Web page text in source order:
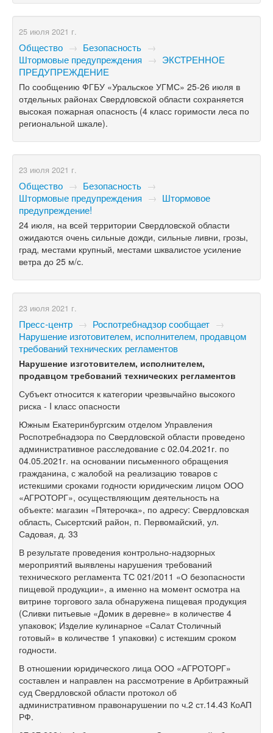
25 июля 2021 г.
Общество → Безопасность →
Штормовые предупреждения → ЭКСТРЕННОЕ
ПРЕДУПРЕЖДЕНИЕ
По сообщению ФГБУ «Уральское УГМС» 25-26 июля в
отдельных районах Свердловской области сохраняется
высокая пожарная опасность (4 класс горимости леса по
региональной шкале).
23 июля 2021 г.
Общество → Безопасность →
Штормовые предупреждения → Штормовое
предупреждение!
24 июля, на всей территории Свердловской области
ожидаются очень сильные дожди, сильные ливни, грозы,
град, местами крупный, местами шквалистое усиление
ветра до 25 м/с.
23 июля 2021 г.
Пресс-центр → Роспотребнадзор сообщает →
Нарушение изготовителем, исполнителем, продавцом
требований технических регламентов
Нарушение изготовителем, исполнителем,
продавцом требований технических регламентов
Субъект относится к категории чрезвычайно высокого
риска - I класс опасности
Южным Екатеринбургским отделом Управления
Роспотребнадзора по Свердловской области проведено
административное расследование с 02.04.2021г. по
04.05.2021г. на основании письменного обращения
гражданина, с жалобой на реализацию товаров с
истекшими сроками годности юридическим лицом ООО
«АГРОТОРГ», осуществляющим деятельность на
объекте: магазин «Пятерочка», по адресу: Свердловская
область, Сысертский район, п. Первомайский, ул.
Садовая, д. 33
В результате проведения контрольно-надзорных
мероприятий выявлены нарушения требований
технического регламента ТС 021/2011 «О безопасности
пищевой продукции», а именно на момент осмотра на
витрине торгового зала обнаружена пищевая продукция
(Сливки питьевые «Домик в деревне» в количестве 4
упаковок; Изделие кулинарное «Салат Столичный
готовый» в количестве 1 упаковки) с истекшим сроком
годности.
В отношении юридического лица ООО «АГРОТОРГ»
составлен и направлен на рассмотрение в Арбитражный
суд Свердловской области протокол об
административном правонарушении по ч.2 ст.14.43 КоАП
РФ.